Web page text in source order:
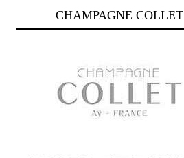
CHAMPAGNE COLLET